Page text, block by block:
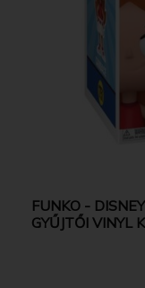
FUNKO -
GYŰJTŐI VINYL